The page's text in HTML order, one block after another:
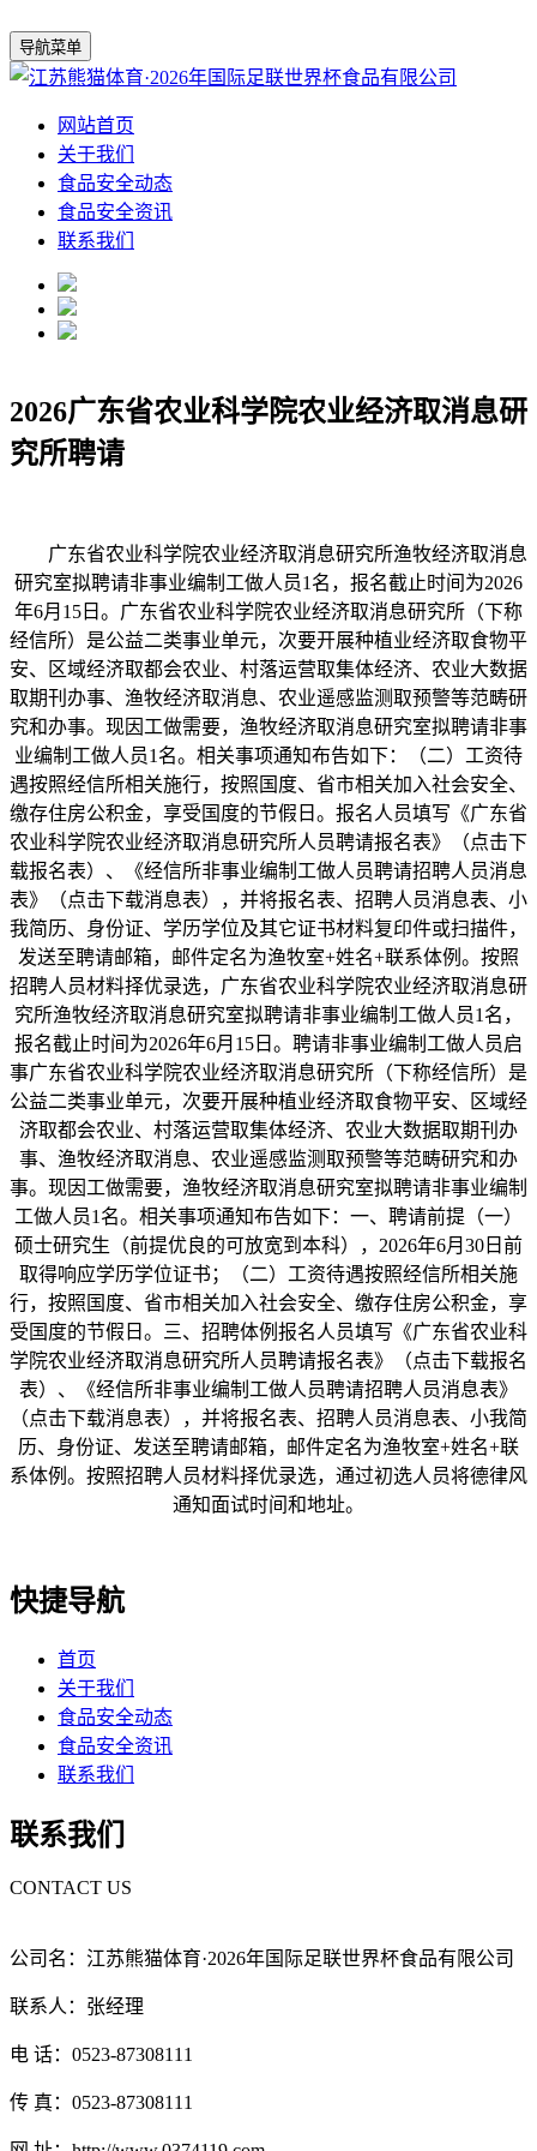
导航菜单
网站首页
关于我们
食品安全动态
食品安全资讯
联系我们
2026广东省农业科学院农业经济取消息研
究所聘请
广东省农业科学院农业经济取消息研究所渔牧经济取消息
研究室拟聘请非事业编制工做人员1名，报名截止时间为2026
年6月15日。广东省农业科学院农业经济取消息研究所（下称
经信所）是公益二类事业单元，次要开展种植业经济取食物平
安、区域经济取都会农业、村落运营取集体经济、农业大数据
取期刊办事、渔牧经济取消息、农业遥感监测取预警等范畴研
究和办事。现因工做需要，渔牧经济取消息研究室拟聘请非事
业编制工做人员1名。相关事项通知布告如下：（二）工资待
遇按照经信所相关施行，按照国度、省市相关加入社会安全、
缴存住房公积金，享受国度的节假日。报名人员填写《广东省
农业科学院农业经济取消息研究所人员聘请报名表》（点击下
载报名表）、《经信所非事业编制工做人员聘请招聘人员消息
表》（点击下载消息表），并将报名表、招聘人员消息表、小
我简历、身份证、学历学位及其它证书材料复印件或扫描件，
发送至聘请邮箱，邮件定名为渔牧室+姓名+联系体例。按照
招聘人员材料择优录选，广东省农业科学院农业经济取消息研
究所渔牧经济取消息研究室拟聘请非事业编制工做人员1名，
报名截止时间为2026年6月15日。聘请非事业编制工做人员启
事广东省农业科学院农业经济取消息研究所（下称经信所）是
公益二类事业单元，次要开展种植业经济取食物平安、区域经
济取都会农业、村落运营取集体经济、农业大数据取期刊办
事、渔牧经济取消息、农业遥感监测取预警等范畴研究和办
事。现因工做需要，渔牧经济取消息研究室拟聘请非事业编制
工做人员1名。相关事项通知布告如下：一、聘请前提（一）
硕士研究生（前提优良的可放宽到本科），2026年6月30日前
取得响应学历学位证书；（二）工资待遇按照经信所相关施
行，按照国度、省市相关加入社会安全、缴存住房公积金，享
受国度的节假日。三、招聘体例报名人员填写《广东省农业科
学院农业经济取消息研究所人员聘请报名表》（点击下载报名
表）、《经信所非事业编制工做人员聘请招聘人员消息表》
（点击下载消息表），并将报名表、招聘人员消息表、小我简
历、身份证、发送至聘请邮箱，邮件定名为渔牧室+姓名+联
系体例。按照招聘人员材料择优录选，通过初选人员将德律风
通知面试时间和地址。
快捷导航
首页
关于我们
食品安全动态
食品安全资讯
联系我们
联系我们
CONTACT US
公司名：江苏熊猫体育·2026年国际足联世界杯食品有限公司
联系人：张经理
电 话：0523-87308111
传 真：0523-87308111